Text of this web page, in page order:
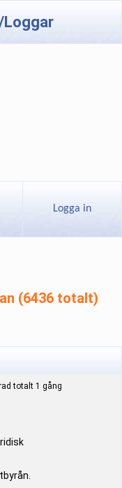
Logga in
(6436 totalt)
totalt 1 gång